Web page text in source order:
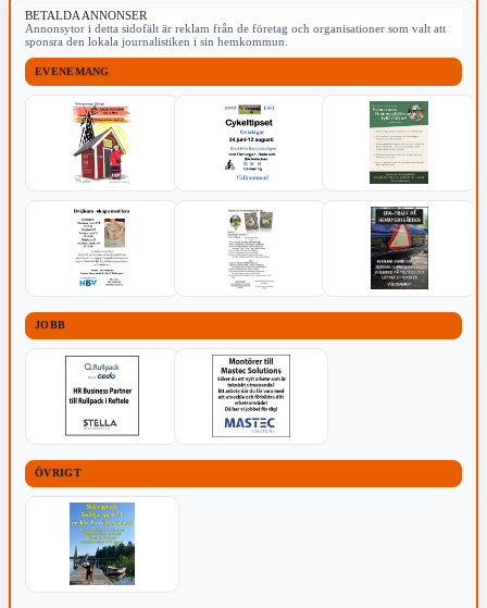
BETALDA ANNONSER
Annonsytor i detta sidofält är reklam från de företag och organisationer som valt att
sponsra den lokala journalistiken i sin hemkommun.
EVENEMANG
JOBB
ÖVRIGT